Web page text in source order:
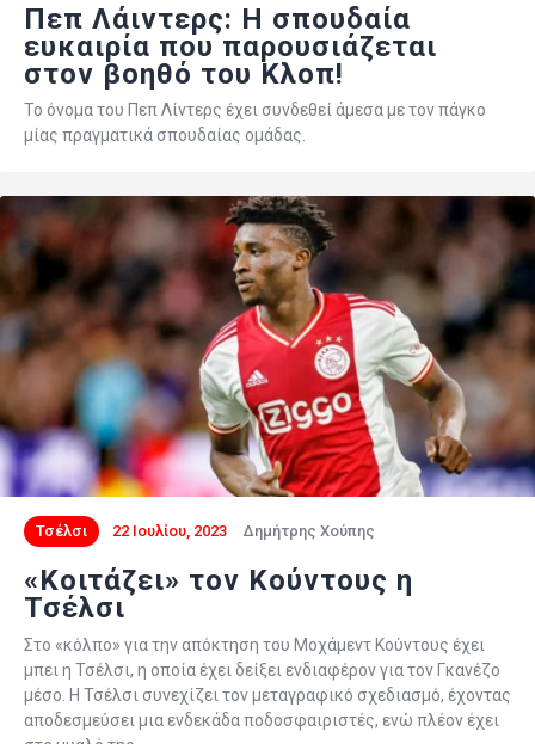
Πεπ Λάιντερς: Η σπουδαία
ευκαιρία που παρουσιάζεται
στον βοηθό του Κλοπ!
Το όνομα του Πεπ Λίντερς έχει συνδεθεί άμεσα με τον πάγκο
μίας πραγματικά σπουδαίας ομάδας.
Τσέλσι 22 Ιουλίου, 2023 Δημήτρης Χούπης
«Κοιτάζει» τον Κούντους η
Τσέλσι
Στο «κόλπο» για την απόκτηση του Μοχάμεντ Κούντους έχει
μπει η Τσέλσι, η οποία έχει δείξει ενδιαφέρον για τον Γκανέζο
μέσο. Η Τσέλσι συνεχίζει τον μεταγραφικό σχεδιασμό, έχοντας
αποδεσμεύσει μια ενδεκάδα ποδοσφαιριστές, ενώ πλέον έχει